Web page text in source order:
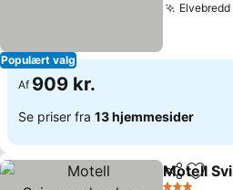
Populært valg
Af 909 kr.
Se priser fra 13 hjemmesider
Del Føj
Motell